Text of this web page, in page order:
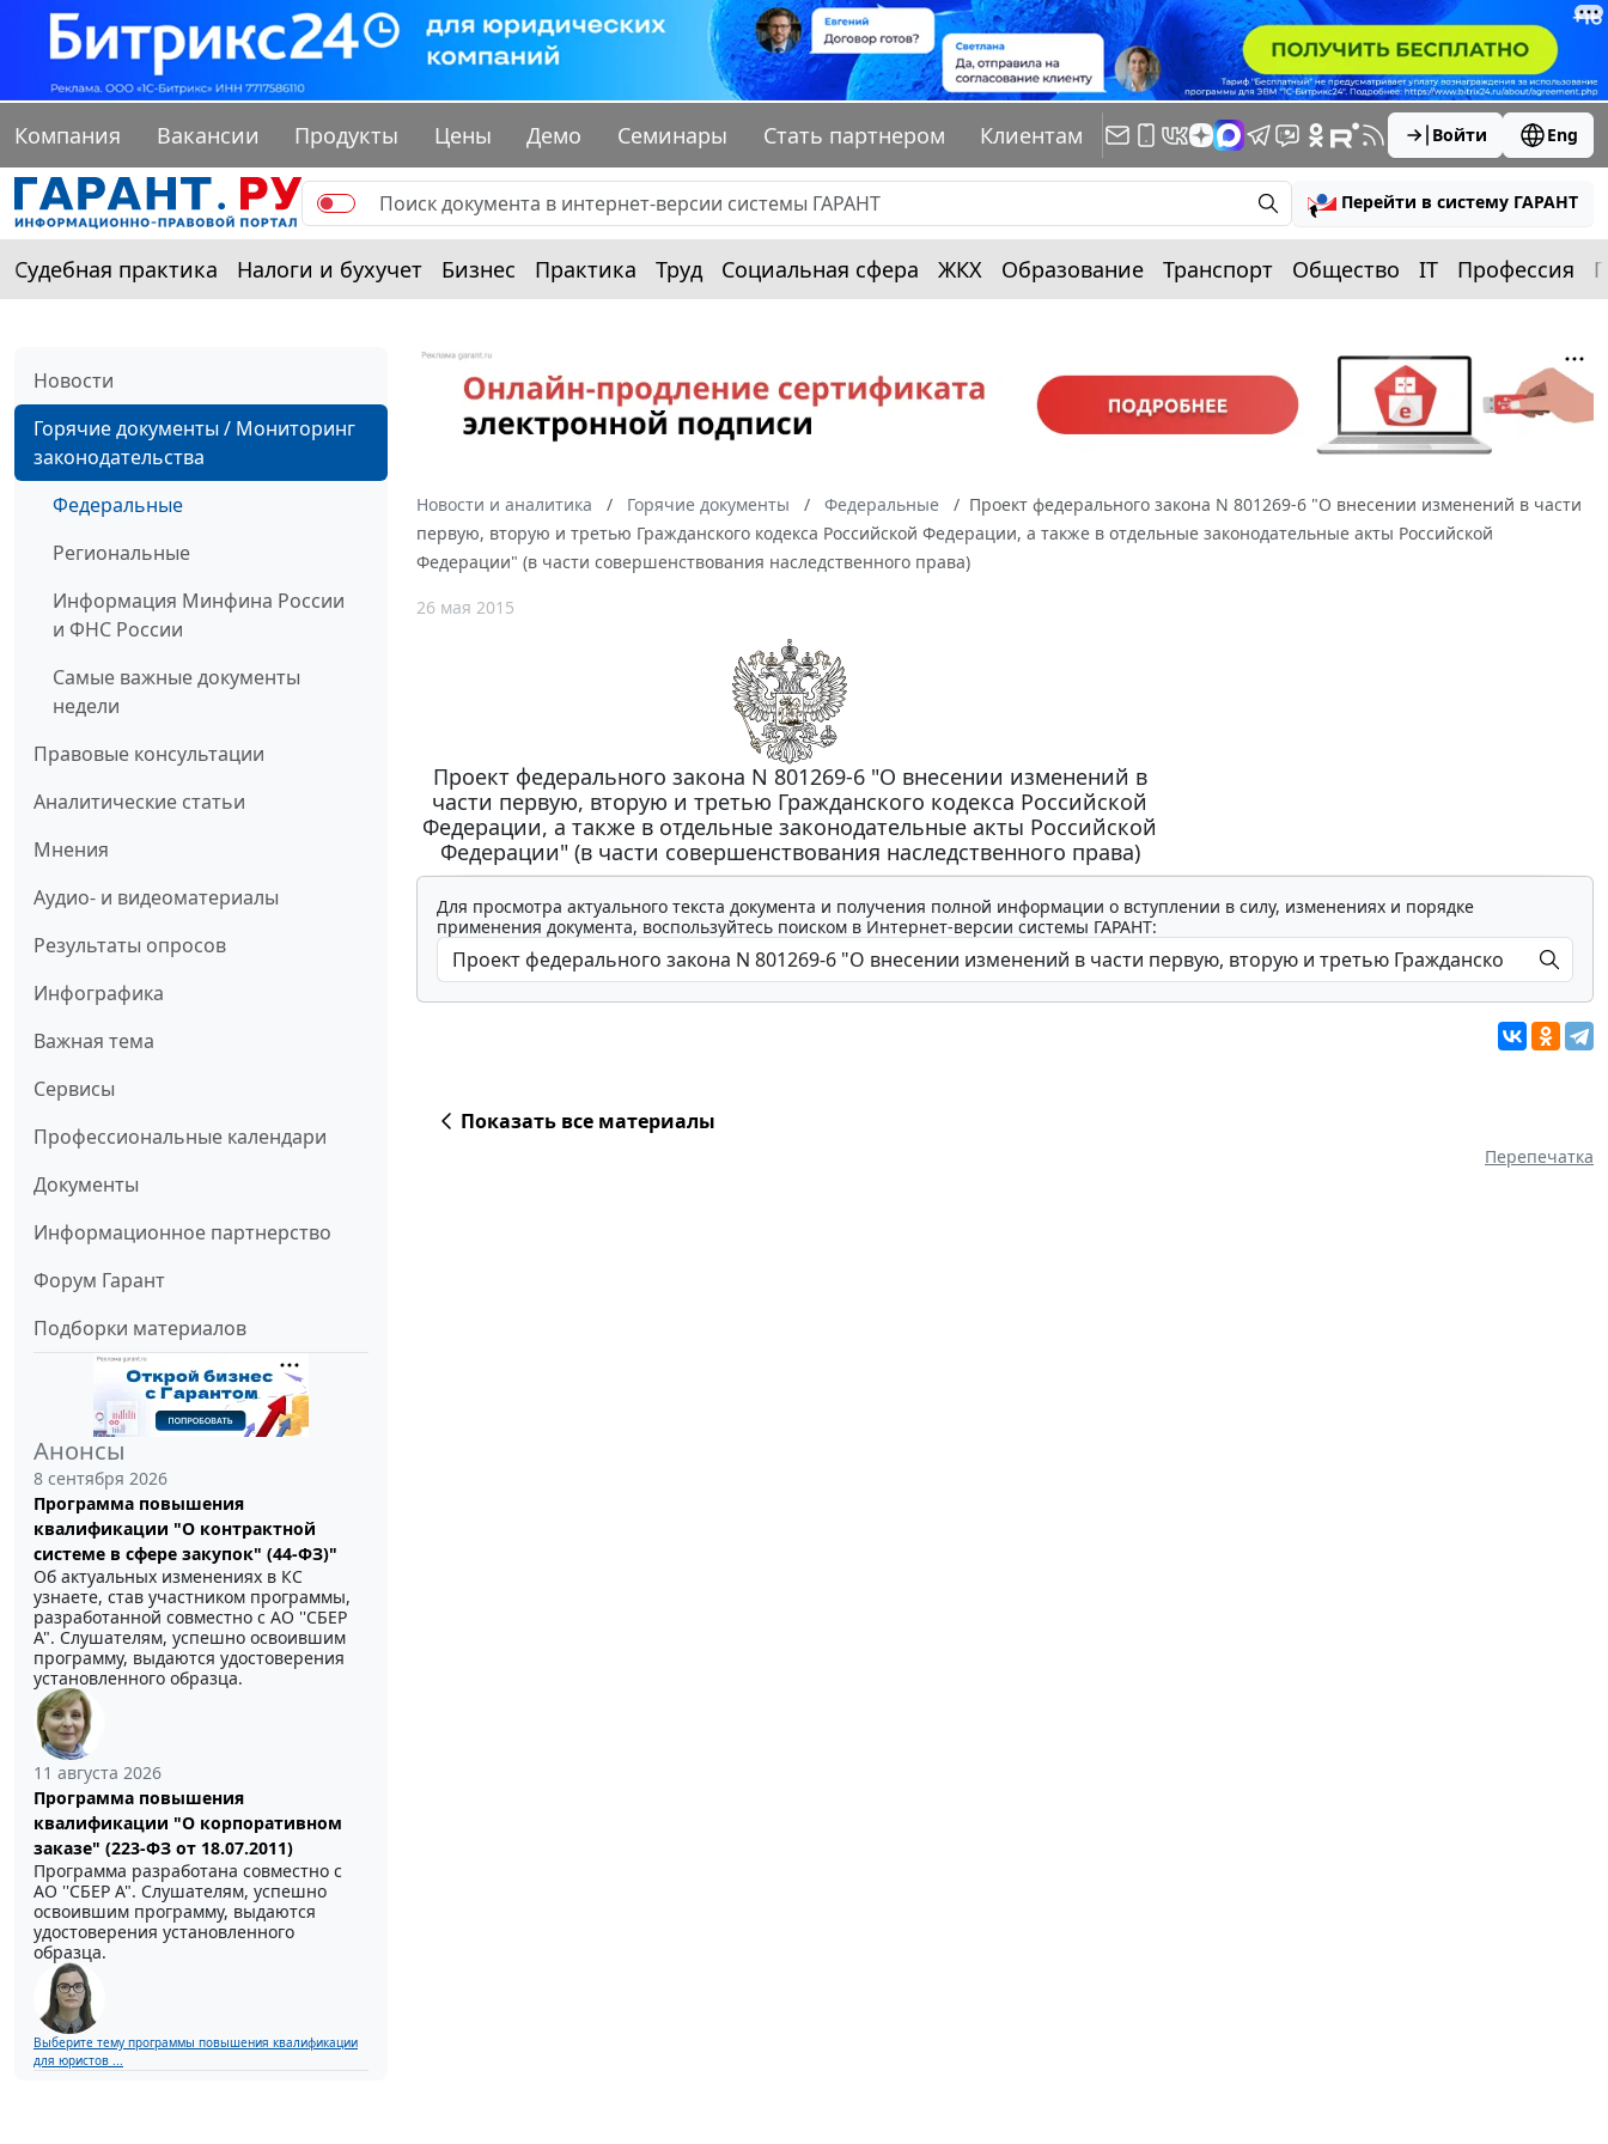
Компания Вакансии Продукты Цены Демо Семинары Стать партнером Клиентам Войти Eng
Перейти в систему ГАРАНТ
Судебная практика Налоги и бухучет Бизнес Практика Труд Социальная сфера ЖКХ Образование Транспорт Общество IT Профессия
Новости
Горячие документы / Мониторинг
законодательства
Федеральные
Региональные
Информация Минфина России
и ФНС России
Самые важные документы
недели
Правовые консультации
Аналитические статьи
Мнения
Аудио- и видеоматериалы
Результаты опросов
Инфографика
Важная тема
Сервисы
Профессиональные календари
Документы
Информационное партнерство
Форум Гарант
Подборки материалов
Анонсы
8 сентября 2026
Программа повышения
квалификации "О контрактной
системе в сфере закупок" (44-ФЗ)"
Об актуальных изменениях в КС
узнаете, став участником программы,
разработанной совместно с АО ''СБЕР
А". Слушателям, успешно освоившим
программу, выдаются удостоверения
установленного образца.
11 августа 2026
Программа повышения
квалификации "О корпоративном
заказе" (223-ФЗ от 18.07.2011)
Программа разработана совместно с
АО ''СБЕР А". Слушателям, успешно
освоившим программу, выдаются
удостоверения установленного
образца.
Выберите тему программы повышения квалификации
для юристов ...
Новости и аналитика Горячие документы Федеральные
Проект федерального закона N 801269-6 "О внесении изменений в части
первую, вторую и третью Гражданского кодекса Российской Федерации, а также в отдельные законодательные акты Российской
Федерации" (в части совершенствования наследственного права)
26 мая 2015
Проект федерального закона N 801269-6 "О внесении изменений в
части первую, вторую и третью Гражданского кодекса Российской
Федерации, а также в отдельные законодательные акты Российской
Федерации" (в части совершенствования наследственного права)
Для просмотра актуального текста документа и получения полной информации о вступлении в силу, изменениях и порядке
применения документа, воспользуйтесь поиском в Интернет-версии системы ГАРАНТ:
Показать все материалы
Перепечатка